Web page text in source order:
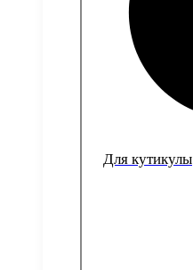
Для кутикулы